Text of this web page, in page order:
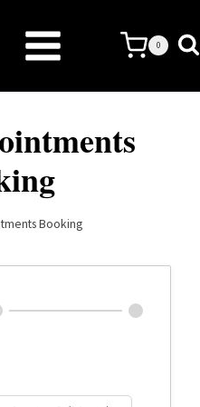
0
Booking